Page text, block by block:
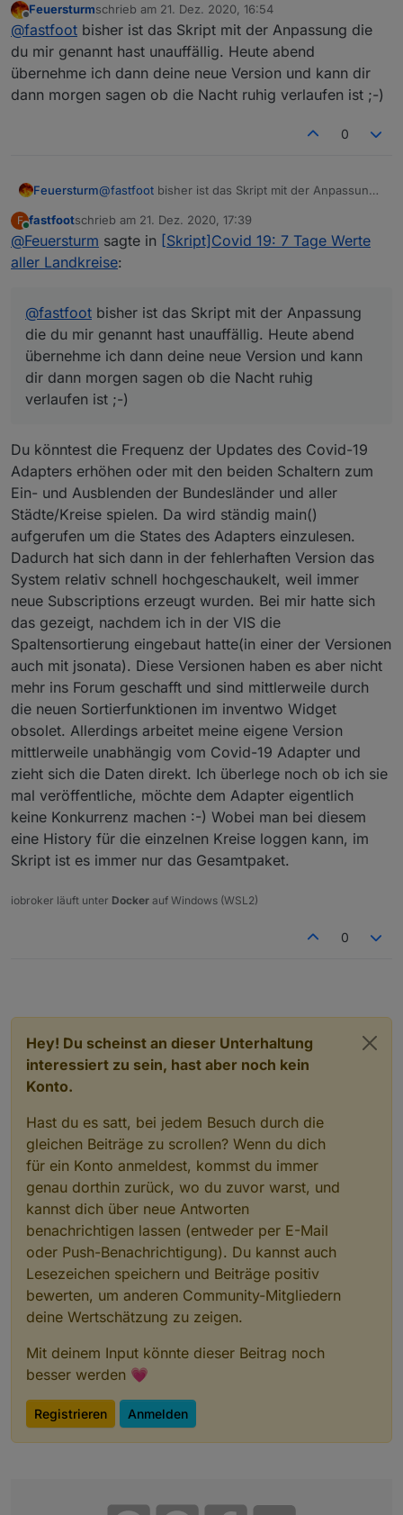
@fastfoot Danke für deine schnelle Hilfe. Es ist
bei mir aufgefallen, da durch den Javascript
Absturz meine anderen Skripte nicht mehr liefen.
Ich werde deinen Vorschlag heute mal einbauen.
meinem Screenshot markierten Datenpunkte
Die Änderung ist im ersten Beitrag eingepflegt, auch
habe ich die Ampel angepasst. Die Sortierroutine
könnte eigentlich auch raus, die neueste Version der
Die Grafik hätte ich gerne als Widget oder View
InfluxDB, so dass es sich erstmal erledigt hat :-)
Offline
Feuersturmschrieb am 21. Dez. 2020, 16:54
zuletzt editiert von
@fastfoot bisher ist das Skript mit der Anpassung die
du mir genannt hast unauffällig. Heute abend
übernehme ich dann deine neue Version und kann dir
dann morgen sagen ob die Nacht ruhig verlaufen ist ;-)
0
Feuersturm@fastfoot bisher ist das Skript mit der Anpassung
übernehme ich dann deine neue Version und kann
dir dann morgen sagen ob die Nacht ruhig
verlaufen ist ;-)
F
Online
fastfootschrieb am 21. Dez. 2020, 17:39
zuletzt editiert von
@Feuersturm sagte in [Skript]Covid 19: 7 Tage Werte
aller Landkreise:
@fastfoot bisher ist das Skript mit der Anpassung
die du mir genannt hast unauffällig. Heute abend
übernehme ich dann deine neue Version und kann
dir dann morgen sagen ob die Nacht ruhig
verlaufen ist ;-)
Du könntest die Frequenz der Updates des Covid-19
Adapters erhöhen oder mit den beiden Schaltern zum
Ein- und Ausblenden der Bundesländer und aller
Städte/Kreise spielen. Da wird ständig main()
aufgerufen um die States des Adapters einzulesen.
Dadurch hat sich dann in der fehlerhaften Version das
System relativ schnell hochgeschaukelt, weil immer
neue Subscriptions erzeugt wurden. Bei mir hatte sich
das gezeigt, nachdem ich in der VIS die
Spaltensortierung eingebaut hatte(in einer der Versionen
auch mit jsonata). Diese Versionen haben es aber nicht
mehr ins Forum geschafft und sind mittlerweile durch
die neuen Sortierfunktionen im inventwo Widget
obsolet. Allerdings arbeitet meine eigene Version
mittlerweile unabhängig vom Covid-19 Adapter und
zieht sich die Daten direkt. Ich überlege noch ob ich sie
mal veröffentliche, möchte dem Adapter eigentlich
keine Konkurrenz machen :-) Wobei man bei diesem
eine History für die einzelnen Kreise loggen kann, im
Skript ist es immer nur das Gesamtpaket.
iobroker läuft unter Docker auf Windows (WSL2)
0
Hey! Du scheinst an dieser Unterhaltung
interessiert zu sein, hast aber noch kein
Konto.
Hast du es satt, bei jedem Besuch durch die
gleichen Beiträge zu scrollen? Wenn du dich
für ein Konto anmeldest, kommst du immer
genau dorthin zurück, wo du zuvor warst, und
kannst dich über neue Antworten
benachrichtigen lassen (entweder per E-Mail
oder Push-Benachrichtigung). Du kannst auch
Lesezeichen speichern und Beiträge positiv
bewerten, um anderen Community-Mitgliedern
deine Wertschätzung zu zeigen.
Mit deinem Input könnte dieser Beitrag noch
besser werden 💗
Registrieren Anmelden